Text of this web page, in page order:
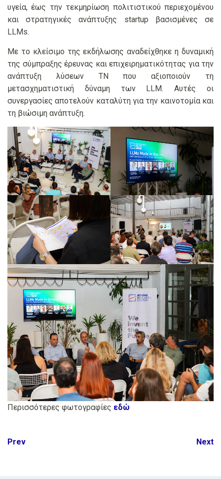
υγεία, έως την τεκμηρίωση πολιτιστικού περιεχομένου
και στρατηγικές ανάπτυξης startup βασισμένες σε
LLMs.
Με το κλείσιμο της εκδήλωσης αναδείχθηκε η δυναμική
της σύμπραξης έρευνας και επιχειρηματικότητας για την
ανάπτυξη λύσεων ΤΝ που αξιοποιούν τη
μετασχηματιστική δύναμη των LLM. Αυτές οι
συνεργασίες αποτελούν καταλύτη για την καινοτομία και
τη βιώσιμη ανάπτυξη.
Περισσότερες φωτογραφίες εδώ
Post
Prev Next